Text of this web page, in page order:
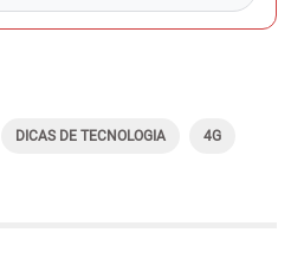
DICAS DE TECNOLOGIA 4G